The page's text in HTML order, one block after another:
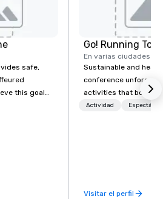
safe,
this goal
the
to the
Go! Running
En varias ciudades
Sustainable and
conference
activities that boost
lower carbon
Actividad
Visitar el perfil